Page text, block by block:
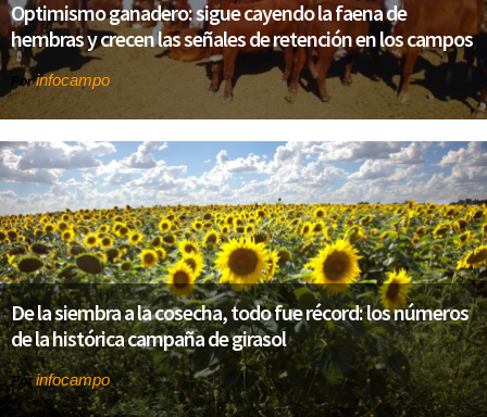
Optimismo ganadero: sigue cayendo la faena de
hembras y crecen las señales de retención en los campos
Porinfocampo
De la siembra a la cosecha, todo fue récord: los números
de la histórica campaña de girasol
Porinfocampo